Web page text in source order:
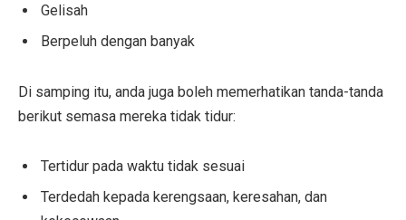
Gelisah
Berpeluh dengan banyak
Di samping itu, anda juga boleh memerhatikan tanda-tanda
berikut semasa mereka tidak tidur:
Tertidur pada waktu tidak sesuai
Terdedah kepada kerengsaan, keresahan, dan